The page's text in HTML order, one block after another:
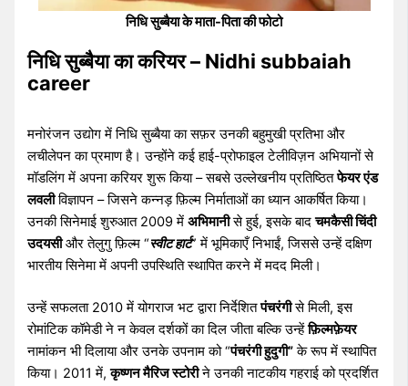
निधि सुब्बैया के माता-पिता की फोटो
निधि सुब्बैया का करियर – Nidhi subbaiah
career
मनोरंजन उद्योग में निधि सुब्बैया का सफ़र उनकी बहुमुखी प्रतिभा और
लचीलेपन का प्रमाण है। उन्होंने कई हाई-प्रोफाइल टेलीविज़न अभियानों से
मॉडलिंग में अपना करियर शुरू किया – सबसे उल्लेखनीय प्रतिष्ठितफेयर एंड
लवलीविज्ञापन – जिसने कन्नड़ फ़िल्म निर्माताओं का ध्यान आकर्षित किया।
उनकी सिनेमाई शुरुआत 2009 मेंअभिमानीसे हुई, इसके बादचमकैसी चिंदी
उदयसीऔर तेलुगु फ़िल्म “स्वीट हार्ट” में भूमिकाएँ निभाईं, जिससे उन्हें दक्षिण
भारतीय सिनेमा में अपनी उपस्थिति स्थापित करने में मदद मिली।
उन्हें सफलता 2010 में योगराज भट द्वारा निर्देशितपंचरंगीसे मिली, इस
रोमांटिक कॉमेडी ने न केवल दर्शकों का दिल जीता बल्कि उन्हेंफ़िल्मफ़ेयर
नामांकन भी दिलाया और उनके उपनाम को “पंचरंगी हुदुगी”के रूप में स्थापित
किया। 2011 में,कृष्णन मैरिज स्टोरीने उनकी नाटकीय गहराई को प्रदर्शित